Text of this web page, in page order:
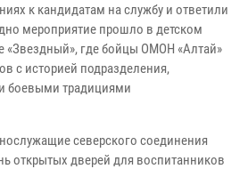
к кандидатам на службу и ответили
мероприятие прошло в детском
«Звездный», где бойцы ОМОН «Алтай»
с историей подразделения,
боевыми традициями
северского соединения
открытых дверей для воспитанников